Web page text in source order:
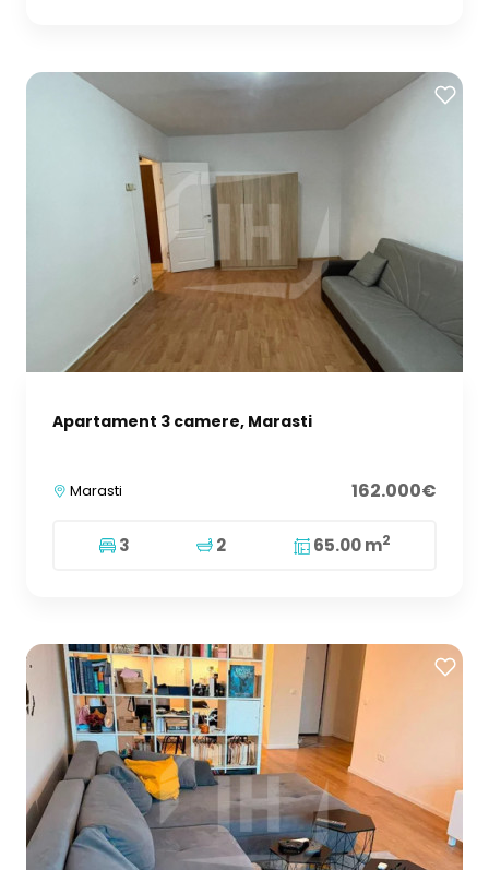
Apartament 3 camere, Marasti
Marasti 162.000€
3 2 65.00 m2